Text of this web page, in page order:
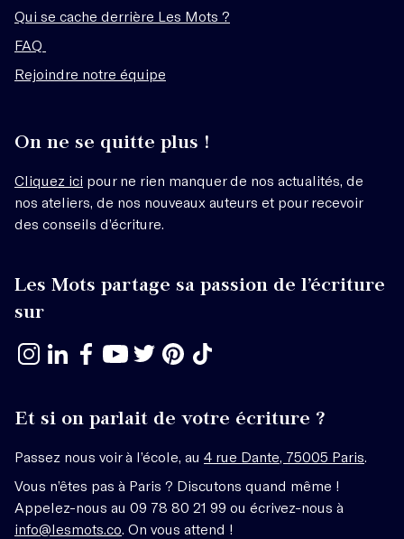
Qui se cache derrière Les Mots ?
FAQ
Rejoindre notre équipe
On ne se quitte plus !
Cliquez ici pour ne rien manquer de nos actualités, de
nos ateliers, de nos nouveaux auteurs et pour recevoir
des conseils d’écriture.
Les Mots partage sa passion de l’écriture
sur
Et si on parlait de votre écriture ?
Passez nous voir à l’école, au 4 rue Dante, 75005 Paris
Vous n’êtes pas à Paris ? Discutons quand même !
Appelez-nous au 09 78 80 21 99 ou écrivez-nous à
info@lesmots.co . On vous attend !